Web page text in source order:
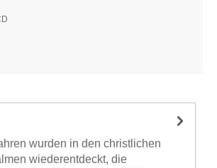
wurden in den christlichen
wiederentdeckt, die